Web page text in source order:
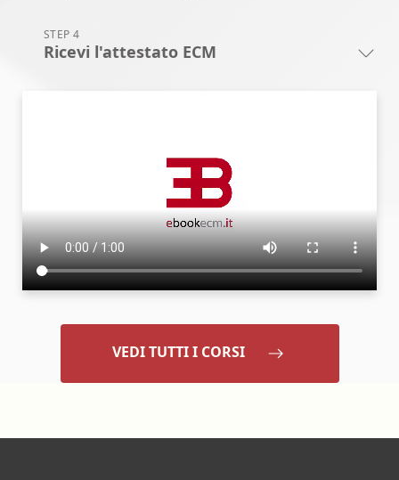
STEP 4
Ricevi l'attestato ECM
VEDI TUTTI I CORSI